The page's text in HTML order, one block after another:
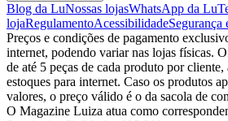
Blog da LuNossas lojasWhatsApp da Lu
lojaRegulamentoAcessibilidadeSegurança
Preços e condições de pagamento
internet, podendo variar nas lojas físicas.
de até 5 peças de cada produto por
estoques para internet. Caso os produtos
valores, o preço válido é o da sacola de
O Magazine Luiza atua como